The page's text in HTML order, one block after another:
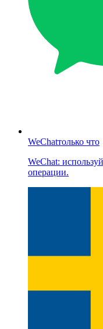
WeChatтолько что
WeChat:
операции.